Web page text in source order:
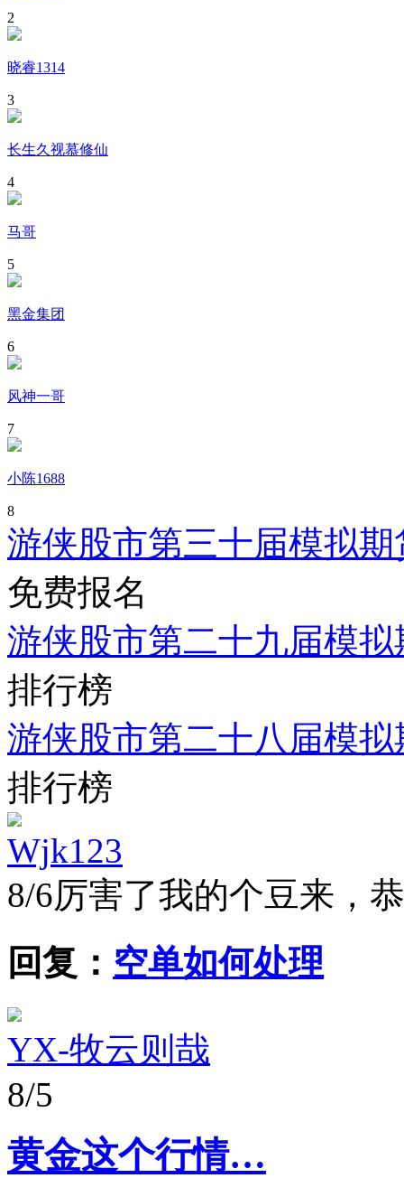
2
晓睿1314
3
长生久视慕修仙
4
马哥
5
黑金集团
6
风神一哥
7
小陈1688
8
游侠股市第三十届模拟期
免费报名
游侠股市第二十九届模
排行榜
游侠股市第二十八届模
排行榜
Wjk123
8/6厉害了我的个豆来，
回复： 空单如何处理
YX-牧云则哉
8/5
黄金这个行情…